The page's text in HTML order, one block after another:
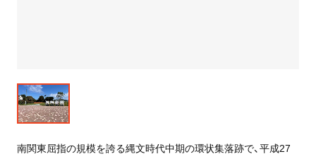
南関東屈指の規模を誇る縄文時代中期の環状集落跡で、平成27